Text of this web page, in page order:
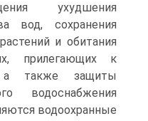
ухудшения
вод, сохра­нения
и обитания
прилегающих к
а также защиты
водоснабжения
водоохранные